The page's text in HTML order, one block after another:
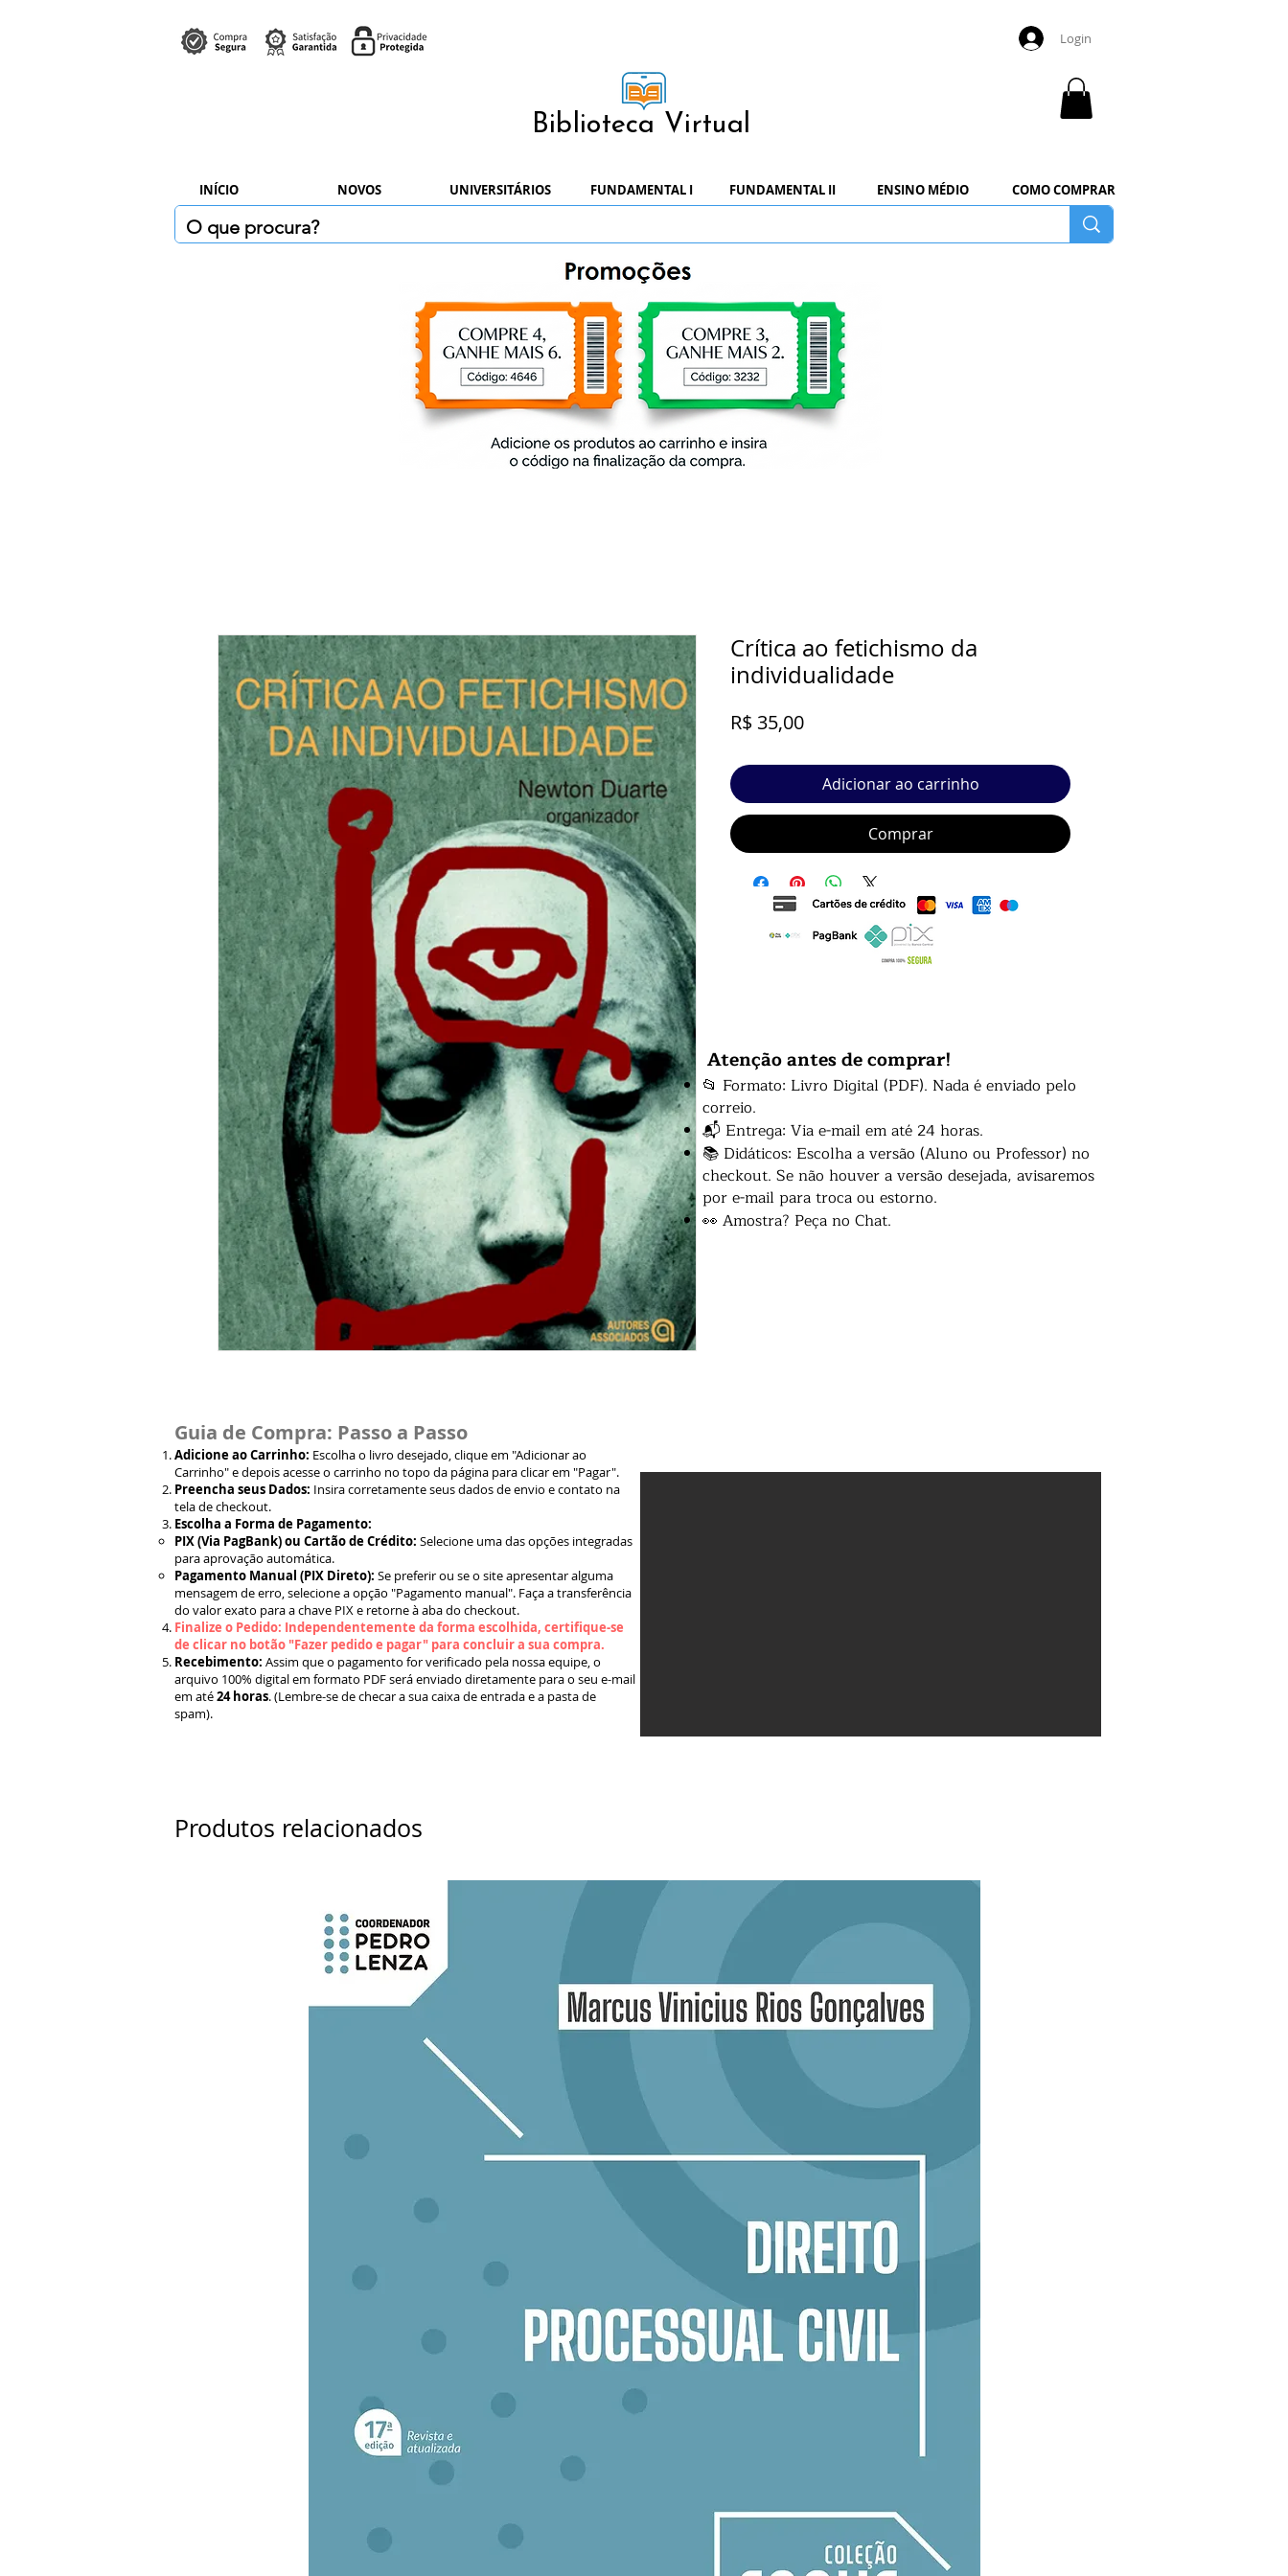
Login
Biblioteca Virtual
INÍCIO NOVOS UNIVERSITÁRIOS FUNDAMENTAL I FUNDAMENTAL II ENSINO MÉDIO COMO COMPRAR
Crítica ao fetichismo da
individualidade
R$ 35,00Preço
Adicionar ao carrinho
Comprar
Atenção antes de comprar!
📂 Formato: Livro Digital (PDF). Nada é enviado pelo
correio.
📬 Entrega: Via e-mail em até 24 horas.
📚 Didáticos: Escolha a versão (Aluno ou Professor) no
checkout. Se não houver a versão desejada, avisaremos
por e-mail para troca ou estorno.
👀 Amostra? Peça no Chat.
Guia de Compra: Passo a Passo
Adicione ao Carrinho: Escolha o livro desejado, clique em "Adicionar ao
Carrinho" e depois acesse o carrinho no topo da página para clicar em "Pagar".
Preencha seus Dados: Insira corretamente seus dados de envio e contato na
tela de checkout.
Escolha a Forma de Pagamento:
PIX (Via PagBank) ou Cartão de Crédito: Selecione uma das opções integradas
para aprovação automática.
Pagamento Manual (PIX Direto): Se preferir ou se o site apresentar alguma
mensagem de erro, selecione a opção "Pagamento manual". Faça a transferência
do valor exato para a chave PIX e retorne à aba do checkout.
Finalize o Pedido: Independentemente da forma escolhida, certifique-se
de clicar no botão "Fazer pedido e pagar" para concluir a sua compra.
Recebimento: Assim que o pagamento for verificado pela nossa equipe, o
arquivo 100% digital em formato PDF será enviado diretamente para o seu e-mail
em até24 horas. (Lembre-se de checar a sua caixa de entrada e a pasta de
spam).
Produtos relacionados